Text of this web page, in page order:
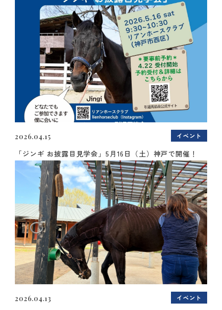
2026.04.15 イベント
「ジンギ お披露目見学会」5月16日（土）神戸で開催！
2026.04.13 イベント